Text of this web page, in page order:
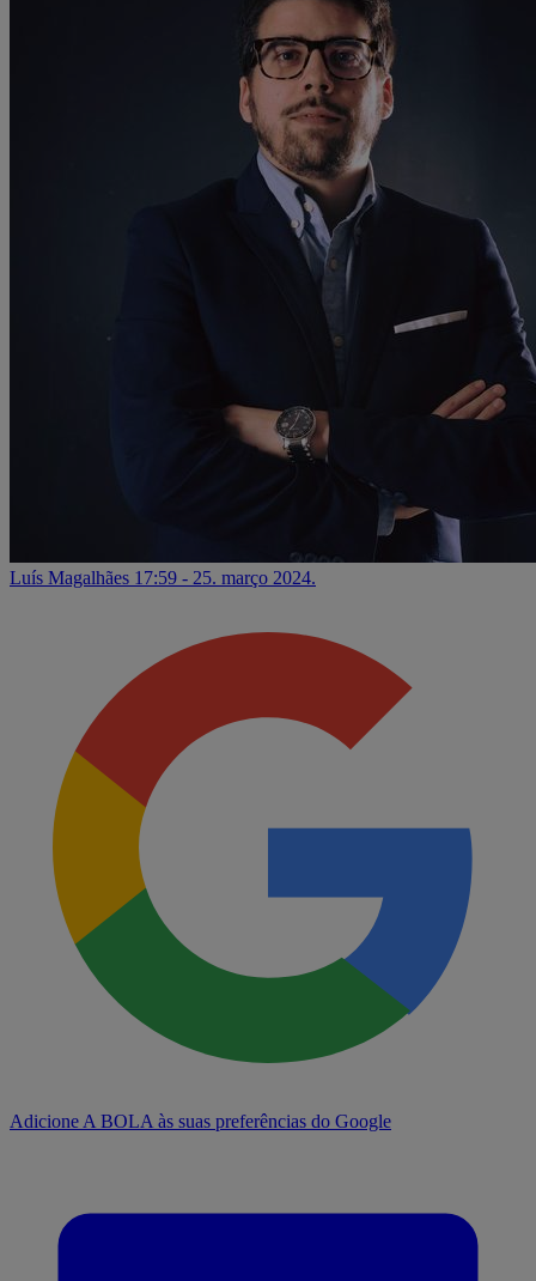
Luís Magalhães 17:59 - 25. março 2024.
Adicione A BOLA às suas preferências do Google